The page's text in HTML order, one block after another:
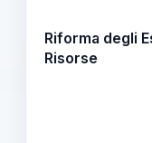
Riforma degli
Risorse